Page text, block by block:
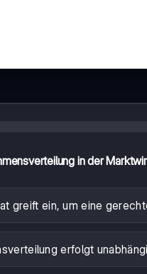
in der
greift ein, um eine
erfolgt